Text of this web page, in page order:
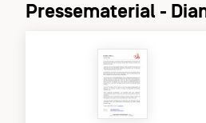
Pressematerial -